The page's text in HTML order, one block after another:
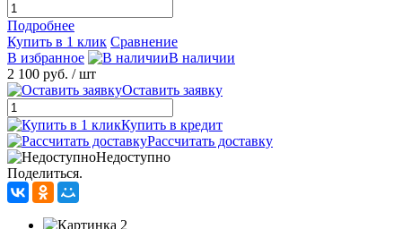
Подробнее
Купить в 1 клик Сравнение
В избранное
В наличии
2 100 руб. / шт
Оставить заявку
Купить в кредит
Рассчитать доставку
Недоступно
Поделиться.